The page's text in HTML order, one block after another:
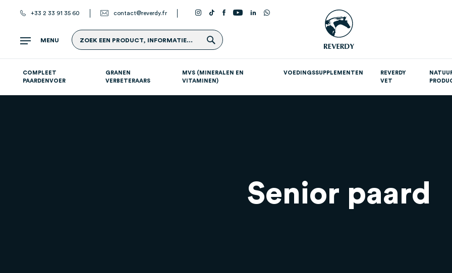
+33 2 33 91 35 60 contact@reverdy.fr
MENU ZOEK EEN PRODUCT, INFORMATIE... Zoekopdracht
COMPLEET
PAARDENVOER
GRANEN
VERBETERAARS
MVS (MINERALEN EN
VITAMINEN)
VOEDINGSSUPPLEMENTEN
REVERDY
VET
Senior paard